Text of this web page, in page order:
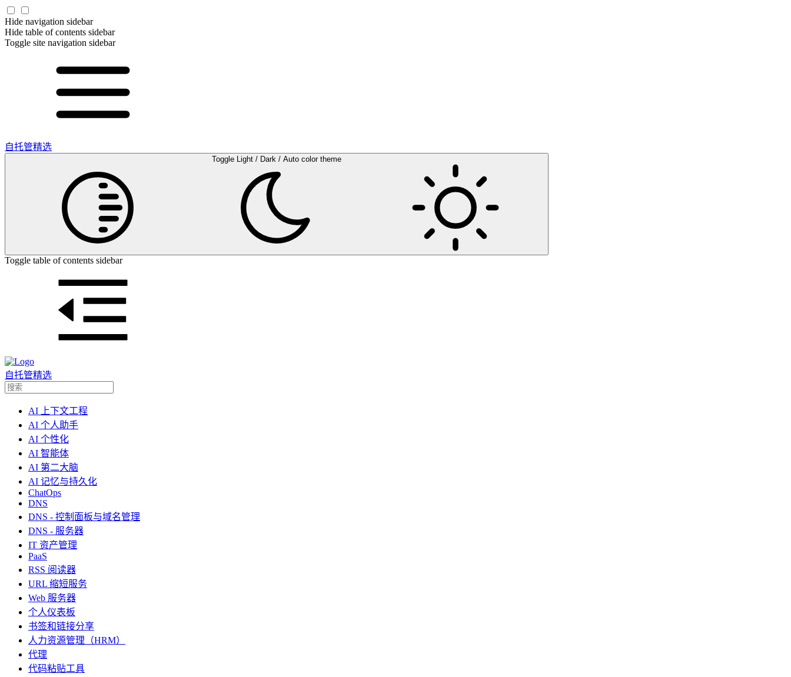
Hide navigation sidebar
Hide table of contents sidebar
Toggle site navigation sidebar
自托管精选
Toggle Light / Dark / Auto color theme
Toggle table of contents sidebar
自托管精选
AI 上下文工程
AI 个人助手
AI 个性化
AI 智能体
AI 第二大脑
AI 记忆与持久化
ChatOps
DNS
DNS - 控制面板与域名管理
DNS - 服务器
IT 资产管理
PaaS
RSS 阅读器
URL 缩短服务
Web 服务器
个人仪表板
书签和链接分享
人力资源管理（HRM）
代理
代码粘贴工具